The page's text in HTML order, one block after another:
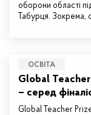
оборони області
Табурця. Зокрема,
ОСВІТА
Global
– серед
Global Teacher